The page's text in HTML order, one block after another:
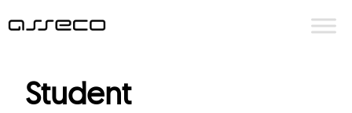
do
Student